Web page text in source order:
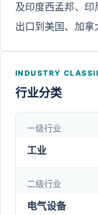
及印度西孟邦、
出口到美国、加拿
中保持领先地位。
行业中一流的综
学研合作，形成
电及太阳能发电
备供应及电站工
INDUSTRY
行业分类
一级行业
工业
二级行业
电气设备